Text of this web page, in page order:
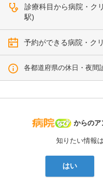
診療科目から病院・ク
駅)
予約ができる病院・ク
各都道府県の休日・夜間
病院なび
からのア
知りたい情報
はい